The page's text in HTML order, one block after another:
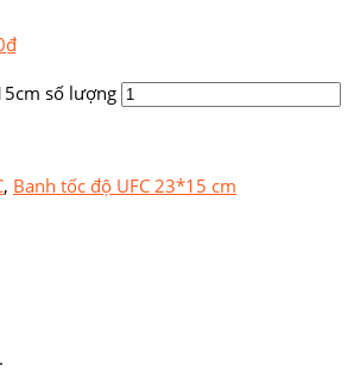
₫
số lượng
, Banh tốc độ UFC 23*15 cm